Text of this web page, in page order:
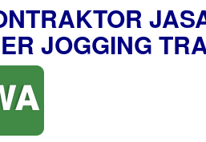
JOGGING